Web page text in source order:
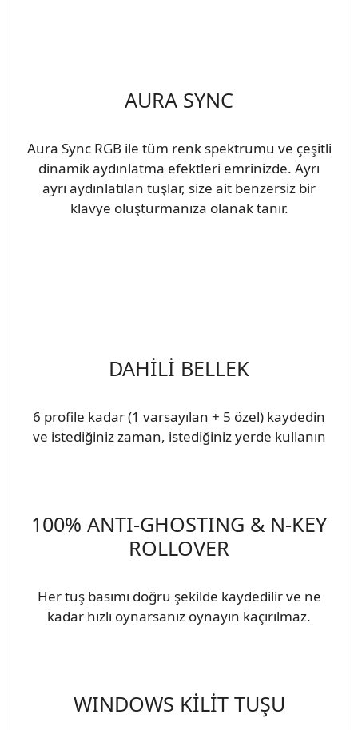
AURA SYNC
Aura Sync RGB ile tüm renk spektrumu ve çeşitli
dinamik aydınlatma efektleri emrinizde. Ayrı
ayrı aydınlatılan tuşlar, size ait benzersiz bir
klavye oluşturmanıza olanak tanır.
DAHİLİ BELLEK
6 profile kadar (1 varsayılan + 5 özel) kaydedin
ve istediğiniz zaman, istediğiniz yerde kullanın
100% ANTI-GHOSTING & N-KEY
ROLLOVER
Her tuş basımı doğru şekilde kaydedilir ve ne
kadar hızlı oynarsanız oynayın kaçırılmaz.
WINDOWS KİLİT TUŞU